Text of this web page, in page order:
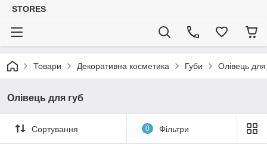
STORES
Товари Декоративна косметика Губи Олівець для
Олівець для губ
Сортування 0 Фільтри